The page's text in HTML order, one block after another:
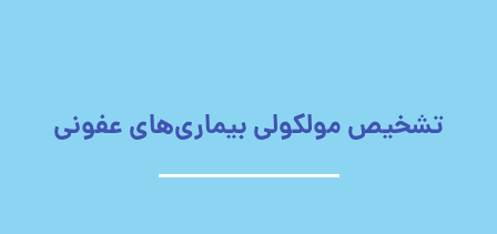
تشخیص مولکولی بیماری‌های عفونی